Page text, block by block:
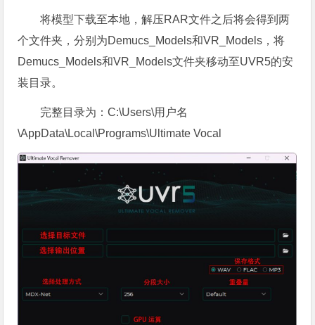
将模型下载至本地，解压RAR文件之后将会得到两
个文件夹，分别为Demucs_Models和VR_Models，将
Demucs_Models和VR_Models文件夹移动至UVR5的安
装目录。
完整目录为：C:\Users\用户名
\AppData\Local\Programs\Ultimate Vocal